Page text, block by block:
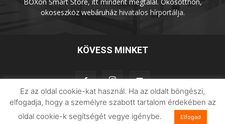
BOXon Smart Store, itt mindent megtalál. Okosotthon,
okoseszköz webáruházhivatalos hírportálja.
KÖVESS MINKET
Adatvédelem Impresszum Imilab
Ez az oldal cookie-kat használ. Ha az oldalt böngészi,
elfogadja, hogy a személyre szabott tartalom érdekében az
oldal cookie-k segítségét vegye igénybe.
Elfogad